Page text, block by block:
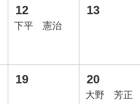
12
下平 憲治
13
19 20
大野 芳正